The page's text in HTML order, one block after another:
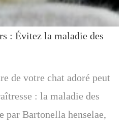
: Évitez la maladie des
de votre chat adoré peut
: la maladie des
par Bartonella henselae,